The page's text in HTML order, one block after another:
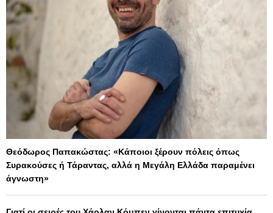
Θεόδωρος Παπακώστας: «Κάποιοι ξέρουν πόλεις όπως
Συρακούσες ή Τάραντας, αλλά η Μεγάλη Ελλάδα παραμένει
άγνωστη»